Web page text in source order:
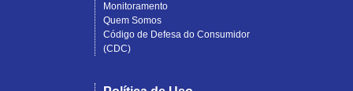
Monitoramento
Quem Somos
Código de Defesa do Consumidor
(CDC)